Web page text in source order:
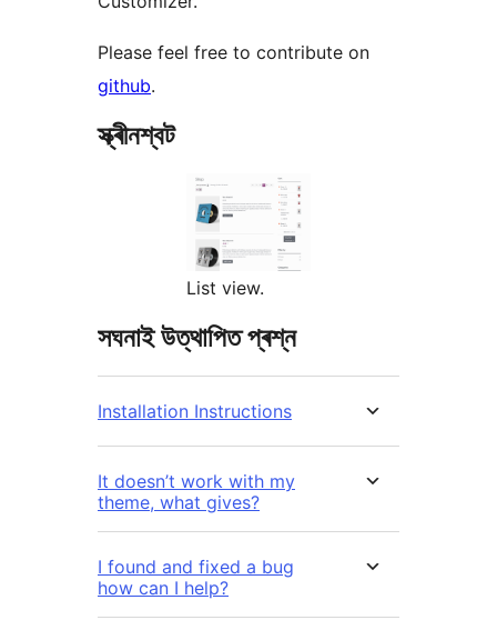
Please feel free to contribute on
github.
স্ক্ৰীনশ্বট
List view.
সঘনাই উত্থাপিত প্ৰশ্ন
Installation Instructions
It doesn’t work with my
theme, what gives?
I found and fixed a bug
how can I help?